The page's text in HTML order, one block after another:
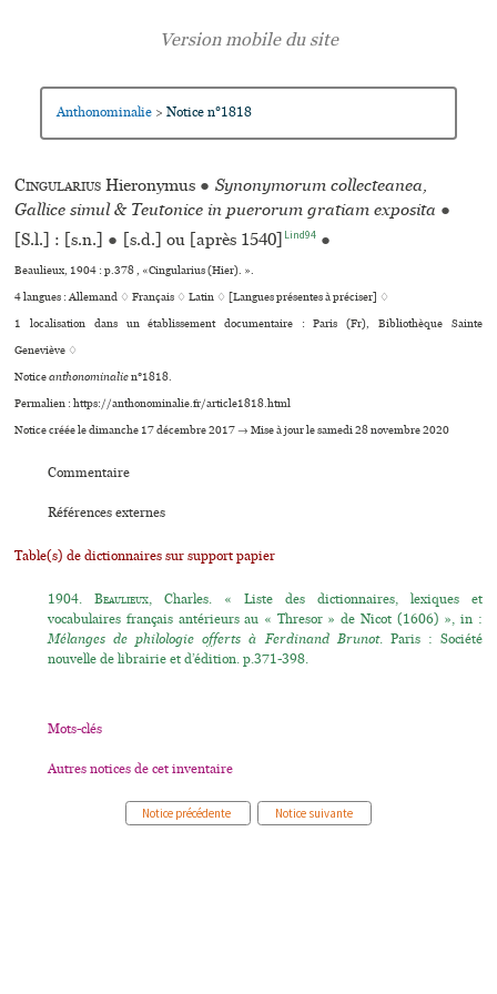
Anthonominalie > Notice n°1818
Cingularius Hieronymus ● Synonymorum collecteanea,
Gallice simul & Teutonice in puerorum gratiam exposita ●
[S.l.] : [s.n.] ● [s.d.] ou [après 1540] Lind94 ●
Beaulieux, 1904 : p.378 , «Cingularius (Hier). ».
4 langues :Allemand ♢Français ♢Latin ♢ [Langues présentes à préciser] ♢
1 localisation dans un établissement documentaire : Paris (Fr), Bibliothèque Sainte
Geneviève ♢
Noticeanthonominalien°1818.
Permalien : https://anthonominalie.fr/article1818.html
Notice créée le dimanche 17 décembre 2017 → Mise à jour le samedi 28 novembre 2020
Commentaire
Références externes
Table(s) de dictionnaires sur support papier
1904.Beaulieux, Charles. « Liste des dictionnaires, lexiques et
vocabulaires français antérieurs au « Thresor » de Nicot (1606) », in :
Mélanges de philologie offerts à Ferdinand Brunot. Paris : Société
nouvelle de librairie et d’édition. p.371-398.
Mots-clés
Autres notices de cet inventaire
Notice précédente Notice suivante